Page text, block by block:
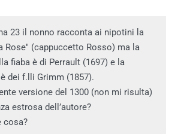
23 il nonno racconta ai nipotini la
Rose" (cappuccetto Rosso) ma la
fiaba è di Perrault (1697) e la
dei f.lli Grimm (1857).
versione del 1300 (non mi risulta)
estrosa dell’autore?
cosa?